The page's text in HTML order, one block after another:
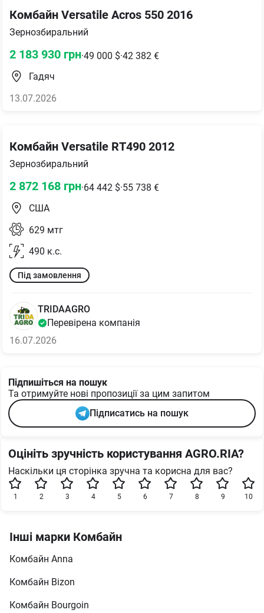
Комбайн Versatile Acros 550 2016
Зернозбиральний
2 183 930 грн·49 000 $·42 382 €
Гадяч
13.07.2026
Комбайн Versatile RT490 2012
Зернозбиральний
2 872 168 грн·64 442 $·55 738 €
США
629 мтг
490 к.с.
Під замовлення
TRIDAAGRO
Перевірена компанія
16.07.2026
Підпишіться на пошук
Та отримуйте нові пропозиції за цим запитом
Підписатись на пошук
Оцініть зручність користування AGRO.RIA?
Наскільки ця сторінка зручна та корисна для вас?
10
9
8
7
6
5
4
3
2
1
Інші марки Комбайн
Комбайн Anna
Комбайн Bizon
Комбайн Bourgoin